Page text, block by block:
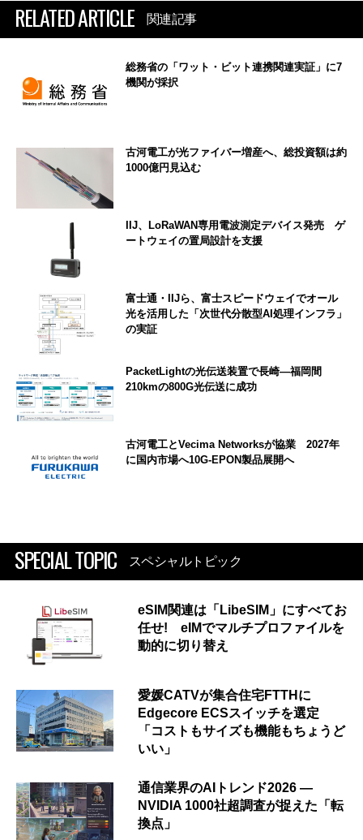
RELATED ARTICLE 関連記事
総務省の「ワット・ビット連携関連実証」に7
機関が採択
古河電工が光ファイバー増産へ、総投資額は約
1000億円見込む
IIJ、LoRaWAN専用電波測定デバイス発売 ゲ
ートウェイの置局設計を支援
富士通・IIJら、富士スピードウェイでオール
光を活用した「次世代分散型AI処理インフラ」
の実証
PacketLightの光伝送装置で長崎―福岡間
210kmの800G光伝送に成功
古河電工とVecima Networksが協業 2027年
に国内市場へ10G-EPON製品展開へ
SPECIAL TOPIC スペシャルトピック
eSIM関連は「LibeSIM」にすべてお
任せ! eIMでマルチプロファイルを
動的に切り替え
愛媛CATVが集合住宅FTTHに
Edgecore ECSスイッチを選定
「コストもサイズも機能もちょうど
いい」
通信業界のAIトレンド2026 ―
NVIDIA 1000社超調査が捉えた「転
換点」